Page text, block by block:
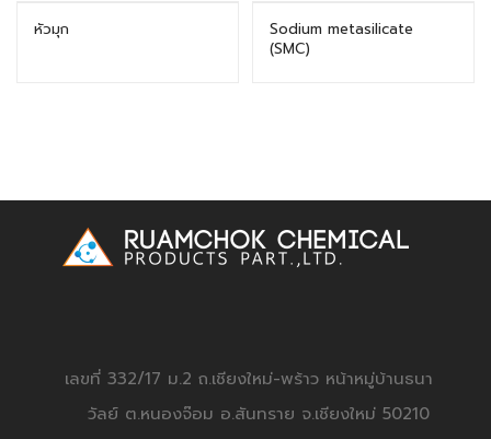
หัวมุก
Sodium metasilicate
(SMC)
เลขที่ 332/17 ม.2 ถ.เชียงใหม่-พร้าว หน้าหมู่บ้านธนา
วัลย์ ต.หนองจ๊อม อ.สันทราย จ.เชียงใหม่ 50210